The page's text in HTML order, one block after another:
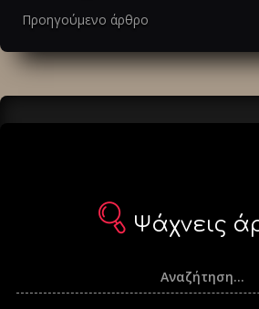
στα
άρθρα
Προηγούμενο άρθρο
Ψάχνεις